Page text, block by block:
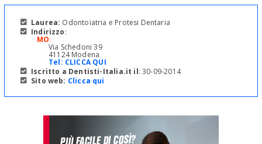
Laurea: Odontoiatria e Protesi Dentaria
Indirizzo:
MO:
Via Schedoni 39
41124 Modena
Tel: CLICCA QUI
Iscritto a Dentisti-Italia.it il: 30-09-2014
Sito web: Clicca qui